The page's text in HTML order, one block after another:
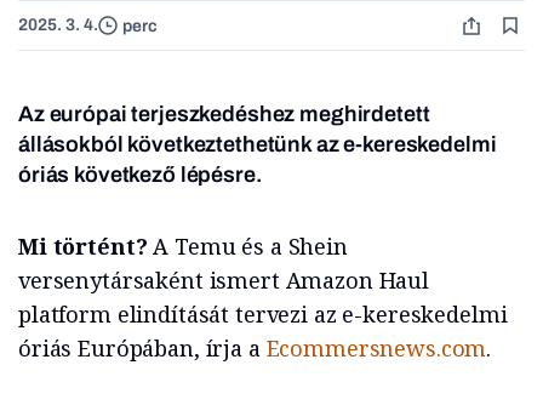
2025. 3. 4. perc
Az európai terjeszkedéshez meghirdetett
állásokból következtethetünk az e-kereskedelmi
óriás következő lépésre.
Mi történt? A Temu és a Shein
versenytársaként ismert Amazon Haul
platform elindítását tervezi az e-kereskedelmi
óriás Európában, írja a Ecommersnews.com.